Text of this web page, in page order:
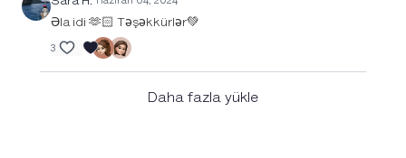
Əla idi 🫶🏻 Təşəkkürlər💚
3
Daha fazla yükle